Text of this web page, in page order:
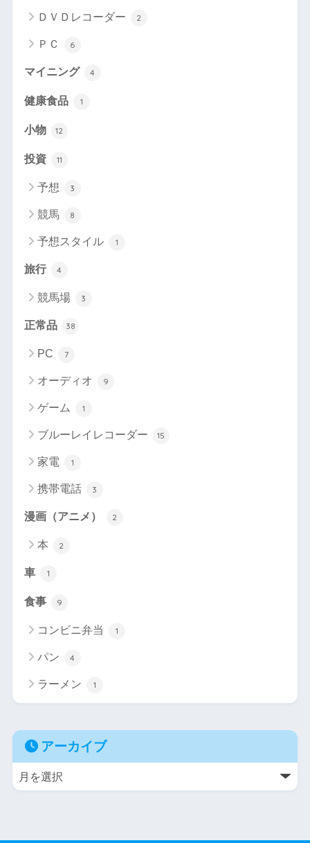
ＤＶＤレコーダー 2
ＰＣ 6
マイニング 4
健康食品 1
小物 12
投資 11
予想 3
競馬 8
予想スタイル 1
旅行 4
競馬場 3
正常品 38
PC 7
オーディオ 9
ゲーム 1
ブルーレイレコーダー 15
家電 1
携帯電話 3
漫画（アニメ） 2
本 2
車 1
食事 9
コンビニ弁当 1
パン 4
ラーメン 1
アーカイブ